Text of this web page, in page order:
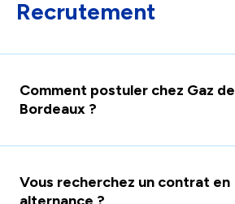
Recrutement
Comment postuler chez Gaz de
Bordeaux ?
Vous recherchez un contrat en